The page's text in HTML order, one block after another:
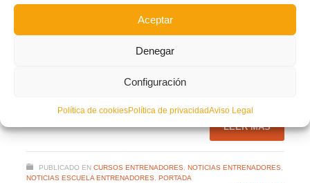
Aceptar
Denegar
Configuración
Política de cookiesPolítica de privacidadAviso Legal
carácter de oficial.
CURSO
LEER MÁS
PUBLICADO EN CURSOS ENTRENADORES, NOTICIAS ENTRENADORES,
NOTICIAS ESCUELA ENTRENADORES, PORTADA